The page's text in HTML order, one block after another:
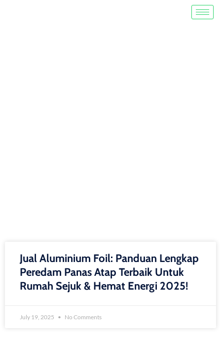
Jual Aluminium Foil: Panduan Lengkap
Peredam Panas Atap Terbaik Untuk
Rumah Sejuk & Hemat Energi 2025!
July 19, 2025 No Comments